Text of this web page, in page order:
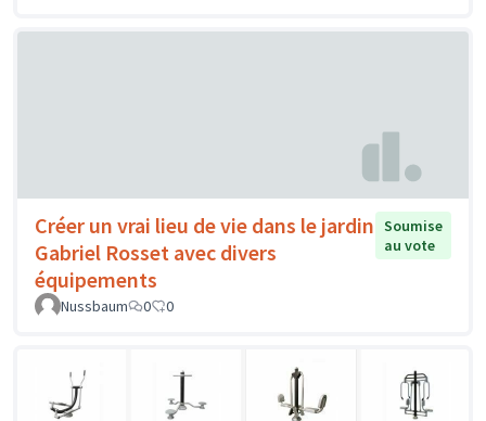
Créer un vrai lieu de vie dans le jardin
Gabriel Rosset avec divers
équipements
Soumise
au vote
Nussbaum 0 0